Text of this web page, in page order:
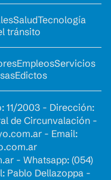
SaludTecnología
tránsito
EmpleosServicios
Edictos
11/2003 - Dirección:
de Circunvalación -
- Email:
- Whatsapp: (054)
Pablo Dellazoppa -